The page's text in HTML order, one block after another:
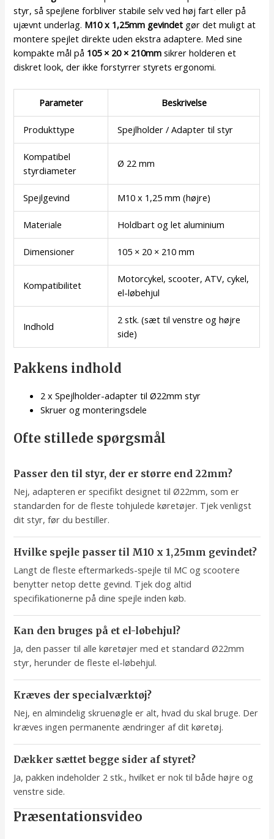
styr, så spejlene forbliver stabile selv ved høj fart eller på
ujævnt underlag. M10 x 1,25mm gevindet gør det muligt at
montere spejlet direkte uden ekstra adaptere. Med sine
kompakte mål på 105 × 20 × 210mm sikrer holderen et
diskret look, der ikke forstyrrer styrets ergonomi.
Parameter Beskrivelse
Produkttype Spejlholder / Adapter til styr
Kompatibel
styrdiameter
Ø 22 mm
Spejlgevind M10 x 1,25 mm (højre)
Materiale Holdbart og let aluminium
Dimensioner 105 × 20 × 210 mm
Kompatibilitet
Motorcykel, scooter, ATV, cykel,
el-løbehjul
Indhold
2 stk. (sæt til venstre og højre
side)
Pakkens indhold
2 x Spejlholder-adapter til Ø22mm styr
Skruer og monteringsdele
Ofte stillede spørgsmål
Passer den til styr, der er større end 22mm?
Nej, adapteren er specifikt designet til Ø22mm, som er
standarden for de fleste tohjulede køretøjer. Tjek venligst
dit styr, før du bestiller.
Hvilke spejle passer til M10 x 1,25mm gevindet?
Langt de fleste eftermarkeds-spejle til MC og scootere
benytter netop dette gevind. Tjek dog altid
specifikationerne på dine spejle inden køb.
Kan den bruges på et el-løbehjul?
Ja, den passer til alle køretøjer med et standard Ø22mm
styr, herunder de fleste el-løbehjul.
Kræves der specialværktøj?
Nej, en almindelig skruenøgle er alt, hvad du skal bruge. Der
kræves ingen permanente ændringer af dit køretøj.
Dækker sættet begge sider af styret?
Ja, pakken indeholder 2 stk., hvilket er nok til både højre og
venstre side.
Præsentationsvideo